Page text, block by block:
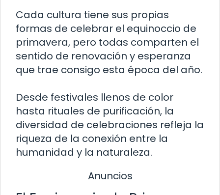
Cada cultura tiene sus propias
formas de celebrar el equinoccio de
primavera, pero todas comparten el
sentido de renovación y esperanza
que trae consigo esta época del año.
Desde festivales llenos de color
hasta rituales de purificación, la
diversidad de celebraciones refleja la
riqueza de la conexión entre la
humanidad y la naturaleza.
Anuncios